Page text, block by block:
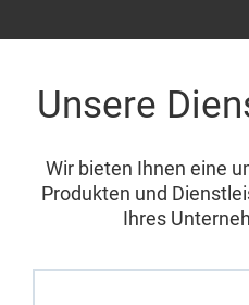
Unsere
Wir bieten Ihnen eine
Produkten und
Ihres